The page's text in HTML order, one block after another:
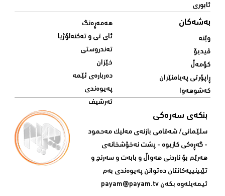
ئابوری
بەشەکان
وێنە
ڤیدیۆ
کۆمەڵ
ڕاپۆرتی پەیامنێران
کەشوهەوا
هەمەڕەنگ
ئای تی و تەکنەلۆژیا
تەندروستی
خێزان
دەربارەی ئێمە
پەیوەندی
ئەرشیف
بنکەی سەرەکی
سلێمانی/ شه‌قامی بازنه‌ی مه‌لیک مه‌حمود
- گه‌ڕه‌کی کازیوه‌ - پشت نه‌خۆشخانه‌ی‌
هه‌رێم بۆ ناردنی‌ هه‌واڵ و بابه‌ت و سه‌رنج و
تێبینییه‌كانتان ده‌توانن په‌یوه‌ندی‌ به‌م
ئیمه‌یله‌وه‌ بكه‌ن payam@payam.tv